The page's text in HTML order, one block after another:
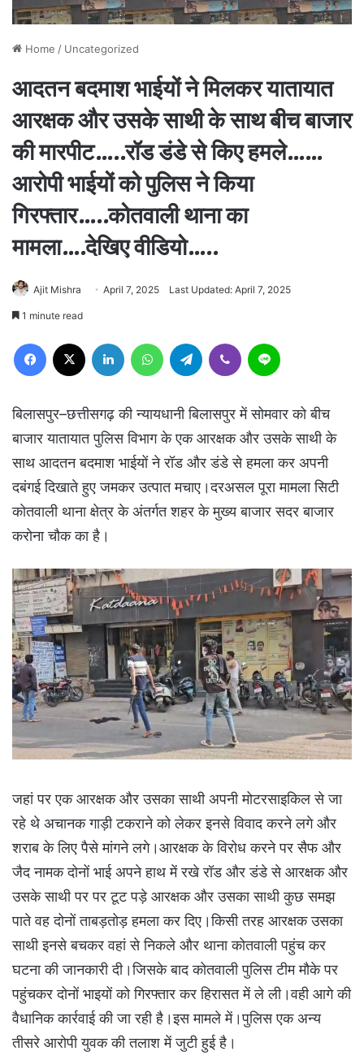
Home / Uncategorized
आदतन बदमाश भाईयों ने मिलकर यातायात
आरक्षक और उसके साथी के साथ बीच बाजार
की मारपीट…..रॉड डंडे से किए हमले……
आरोपी भाईयों को पुलिस ने किया
गिरफ्तार…..कोतवाली थाना का
मामला….देखिए वीडियो…..
Ajit Mishra April 7, 2025 Last Updated: April 7, 2025
1 minute read
Facebook LinkedIn WhatsAppTelegram Viber
बिलासपुर–छत्तीसगढ़ की न्यायधानी बिलासपुर में सोमवार को बीच
बाजार यातायात पुलिस विभाग के एक आरक्षक और उसके साथी के
साथ आदतन बदमाश भाईयों ने रॉड और डंडे से हमला कर अपनी
दबंगई दिखाते हुए जमकर उत्पात मचाए।दरअसल पूरा मामला सिटी
कोतवाली थाना क्षेत्र के अंतर्गत शहर के मुख्य बाजार सदर बाजार
करोना चौक का है।
जहां पर एक आरक्षक और उसका साथी अपनी मोटरसाइकिल से जा
रहे थे अचानक गाड़ी टकराने को लेकर इनसे विवाद करने लगे और
शराब के लिए पैसे मांगने लगे।आरक्षक के विरोध करने पर सैफ और
जैद नामक दोनों भाई अपने हाथ में रखे रॉड और डंडे से आरक्षक और
उसके साथी पर पर टूट पड़े आरक्षक और उसका साथी कुछ समझ
पाते वह दोनों ताबड़तोड़ हमला कर दिए।किसी तरह आरक्षक उसका
साथी इनसे बचकर वहां से निकले और थाना कोतवाली पहुंच कर
घटना की जानकारी दी।जिसके बाद कोतवाली पुलिस टीम मौके पर
पहुंचकर दोनों भाइयों को गिरफ्तार कर हिरासत में ले ली।वही आगे की
वैधानिक कार्रवाई की जा रही है।इस मामले में।पुलिस एक अन्य
तीसरे आरोपी युवक की तलाश में जुटी हुई है।